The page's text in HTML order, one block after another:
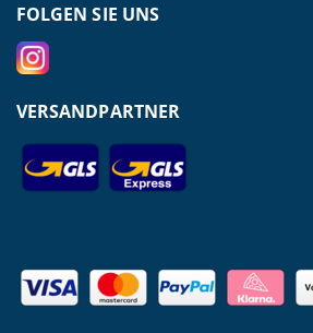
FOLGEN SIE UNS
VERSANDPARTNER